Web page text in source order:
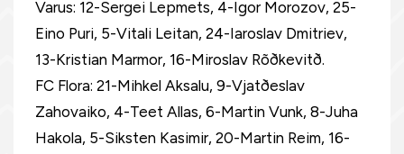
Varus: 12-Sergei Lepmets, 4-Igor Morozov, 25-
Eino Puri, 5-Vitali Leitan, 24-Iaroslav Dmitriev,
13-Kristian Marmor, 16-Miroslav Rõðkevitð.
FC Flora: 21-Mihkel Aksalu, 9-Vjatðeslav
Zahovaiko, 4-Teet Allas, 6-Martin Vunk, 8-Juha
Hakola, 5-Siksten Kasimir, 20-Martin Reim, 16-